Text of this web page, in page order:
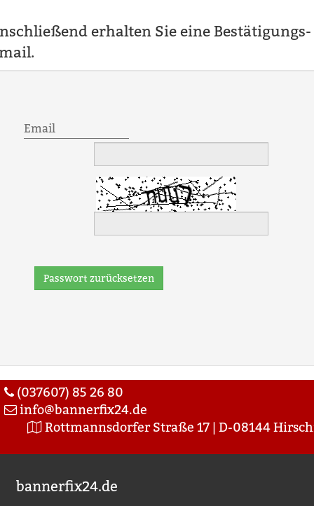
erhalten Sie eine Bestätigungs-
Email
(037607) 85 26 80
info@bannerfix24.de
Rottmannsdorfer Straße 17 | D-08144
bannerfix24.de